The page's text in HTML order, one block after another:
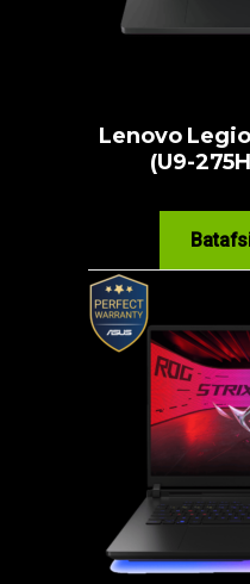
Lenovo
(U9-